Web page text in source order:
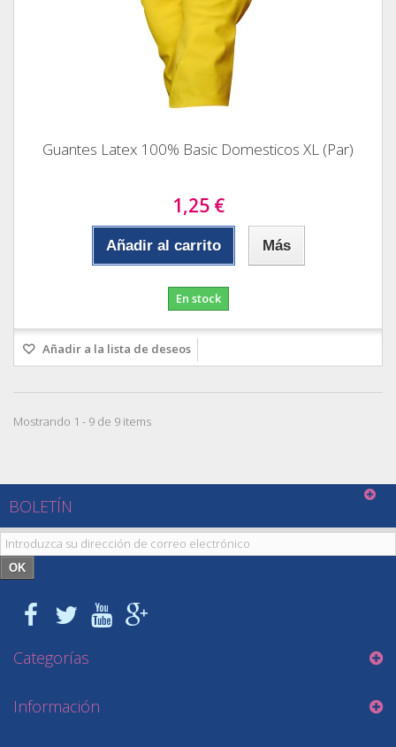
Guantes Latex 100% Basic Domesticos XL (Par)
1,25 €
Añadir al carrito Más
En stock
Añadir a la lista de deseos
Mostrando 1 - 9 de 9 items
BOLETÍN
OK
Categorías
Información